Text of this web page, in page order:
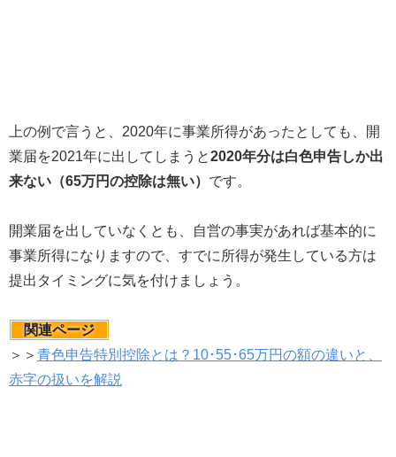
上の例で言うと、2020年に事業所得があったとしても、開
業届を2021年に出してしまうと2020年分は白色申告しか出
来ない（65万円の控除は無い） です。
開業届を出していなくとも、自営の事実があれば基本的に
事業所得になりますので、すでに所得が発生している方は
提出タイミングに気を付けましょう。
関連ページ
＞＞ 青色申告特別控除とは？10･55･65万円の額の違いと、
赤字の扱いを解説